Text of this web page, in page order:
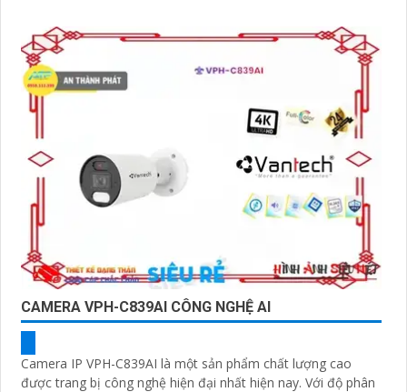
CAMERA VPH-C839AI CÔNG NGHỆ AI
Camera IP VPH-C839AI là một sản phẩm chất lượng cao
được trang bị công nghệ hiện đại nhất hiện nay. Với độ phân